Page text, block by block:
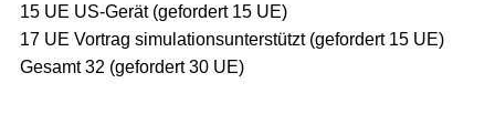
15 UE US-Gerät (gefordert 15 UE)
17 UE Vortrag simulationsunterstützt (gefordert 15 UE)
Gesamt 32 (gefordert 30 UE)